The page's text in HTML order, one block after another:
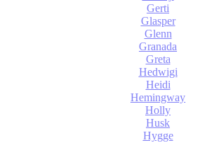
Gerti
Glasper
Glenn
Granada
Greta
Hedwigi
Heidi
Hemingway
Holly
Husk
Hygge